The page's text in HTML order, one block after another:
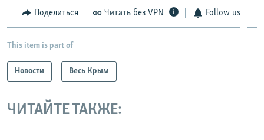
Поделиться Читать без VPN Follow us
This item is part of
Новости Весь Крым
ЧИТАЙТЕ ТАКЖЕ: